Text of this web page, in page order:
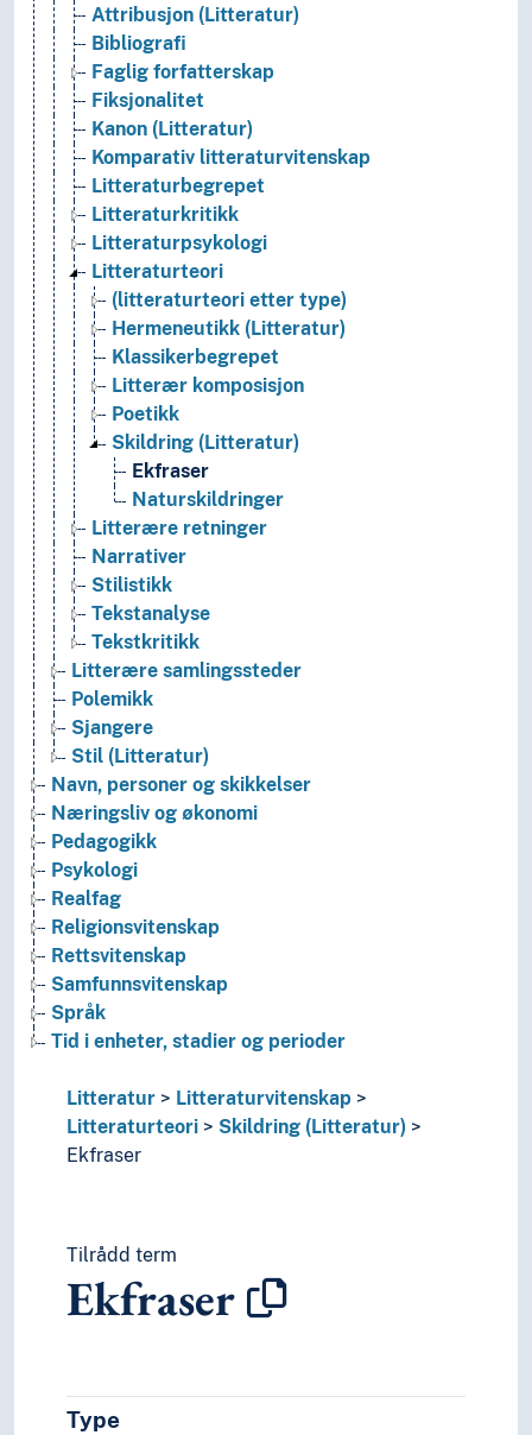
Attribusjon (Litteratur)
Bibliografi
Faglig forfatterskap
Fiksjonalitet
Kanon (Litteratur)
Komparativ litteraturvitenskap
Litteraturbegrepet
Litteraturkritikk
Litteraturpsykologi
Litteraturteori
(litteraturteori etter type)
Hermeneutikk (Litteratur)
Klassikerbegrepet
Litterær komposisjon
Poetikk
Skildring (Litteratur)
Ekfraser
Naturskildringer
Litterære retninger
Narrativer
Stilistikk
Tekstanalyse
Tekstkritikk
Litterære samlingssteder
Polemikk
Sjangere
Stil (Litteratur)
Navn, personer og skikkelser
Næringsliv og økonomi
Pedagogikk
Psykologi
Realfag
Religionsvitenskap
Rettsvitenskap
Samfunnsvitenskap
Språk
Tid i enheter, stadier og perioder
Litteratur
Litteraturvitenskap
Litteraturteori
Skildring (Litteratur)
Ekfraser
Tilrådd term
Ekfraser
Type